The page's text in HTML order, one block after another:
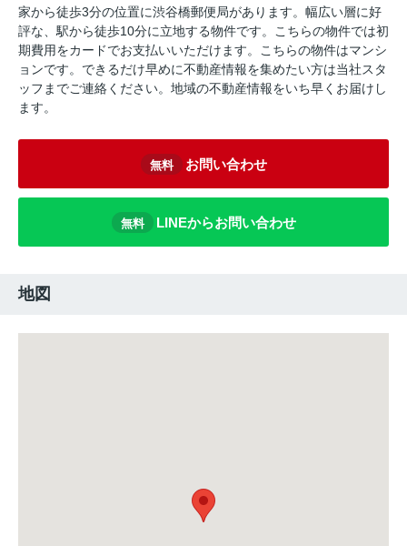
家から徒歩3分の位置に渋谷橋郵便局があります。幅広い層に好
評な、駅から徒歩10分に立地する物件です。こちらの物件では初
期費用をカードでお支払いいただけます。こちらの物件はマンシ
ョンです。できるだけ早めに不動産情報を集めたい方は当社スタ
ッフまでご連絡ください。地域の不動産情報をいち早くお届けし
ます。
無料 お問い合わせ
無料 LINEからお問い合わせ
地図